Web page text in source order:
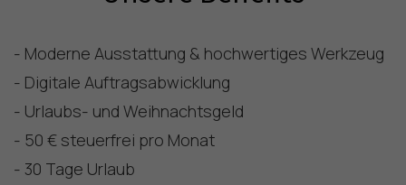
- Moderne Ausstattung & hochwertiges Werkzeug
- Digitale Auftragsabwicklung
- Urlaubs- und Weihnachtsgeld
- 50 € steuerfrei pro Monat
- 30 Tage Urlaub